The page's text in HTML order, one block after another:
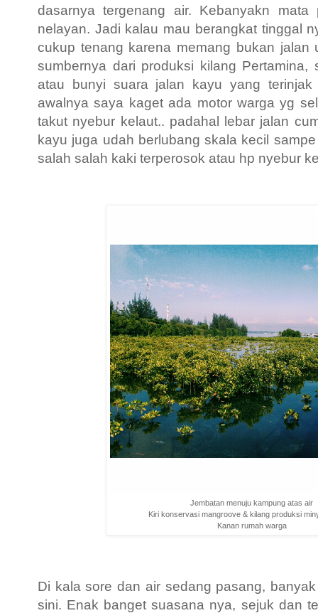
dasarnya tergenang air. Kebanyakn mata
nelayan. Jadi kalau mau berangkat tinggal
cukup tenang karena memang bukan jalan
sumbernya dari produksi kilang Pertamina,
atau bunyi suara jalan kayu yang
awalnya saya kaget ada motor warga yg
takut nyebur kelaut.. padahal lebar jalan
kayu juga udah berlubang skala kecil
salah salah kaki terperosok atau hp nyebur
Jembatan menuju kampung atas air
Kiri konservasi mangroove & kilang produksi
Kanan rumah warga
Di kala sore dan air sedang pasang,
sini. Enak banget suasana nya, sejuk dan